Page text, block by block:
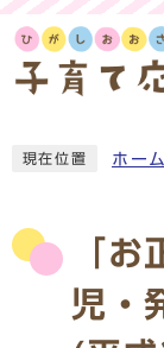
現在位置 ホーム
「
児・